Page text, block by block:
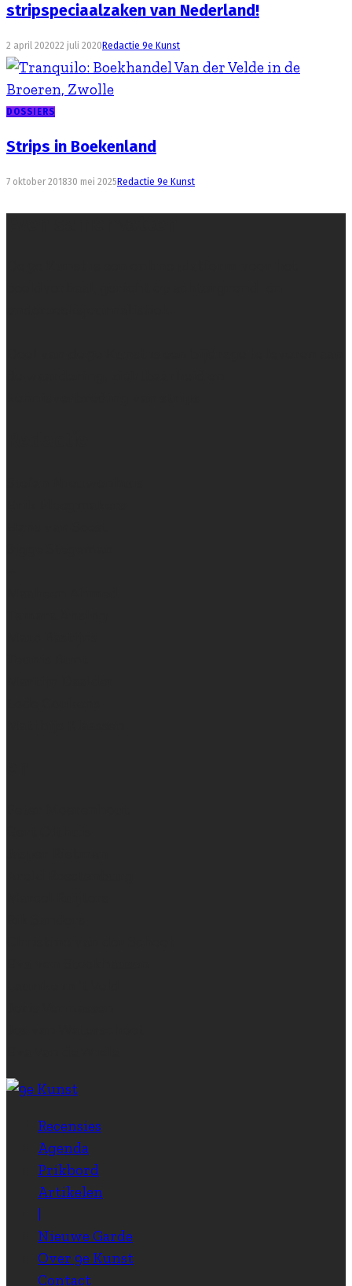
stripspeciaalzaken van Nederland!
2 april 202022 juli 2020Redactie 9e Kunst
DOSSIERS
Strips in Boekenland
7 oktober 201830 mei 2025Redactie 9e Kunst
Recensies
Agenda
Prikbord
Artikelen
|
Nieuwe Garde
Over 9e Kunst
Contact